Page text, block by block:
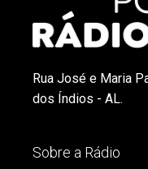
Rua José e Maria
dos Índios - AL.
Sobre a Rádio